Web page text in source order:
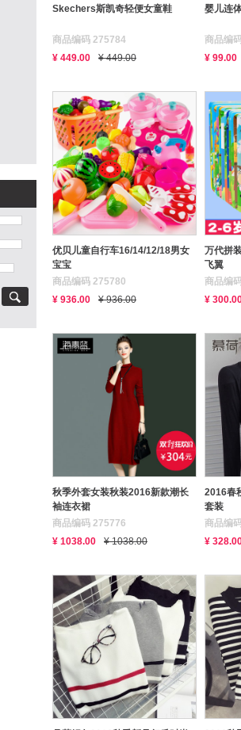
Skechers斯凯奇轻便女童鞋
商品编码 275784
¥ 449.00
¥ 449.00
婴儿连
商品编
¥ 99.00
优贝儿童自行车16/14/12/18男女
宝宝
商品编码 275780
¥ 936.00
¥ 936.00
万代拼
飞翼
商品编
¥
秋季外套女装秋装2016新款潮长
袖连衣裙
商品编码 275776
¥ 1038.00
¥ 1038.00
2016春
套装
商品编
¥